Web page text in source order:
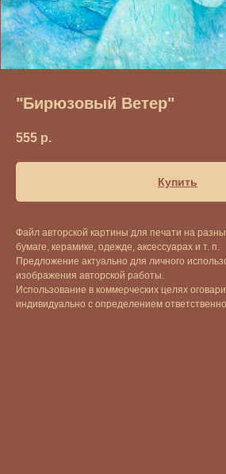
"Бирюзовый Ветер"
555 р.
Купить
Файл авторской картины для печати на
бумаге, керамике, одежде, аксессуарах и т. п.
Предложение актуально для личного
изображения авторской работы.
Использование в коммерческих целях
индивидуально с определением